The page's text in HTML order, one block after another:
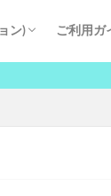
ン) ご利用ガ